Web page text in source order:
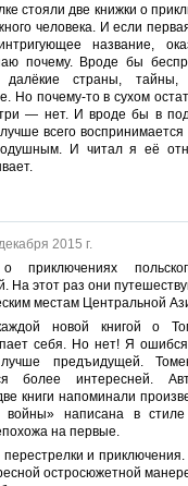
стояли две книжки о
человека. И если
название,
почему. Вроде бы
страны, тайны,
Но почему-то в сухом
— нет. И вроде бы в
всего
И читал я её
2015 г.
о приключениях
На этот раз они
местам Центральной
новой книгой о
себя. Но нет! Я
предъидущей.
более интересней.
книги напоминали
войны» написана в
на первые.
и приключения.
остросюжетной